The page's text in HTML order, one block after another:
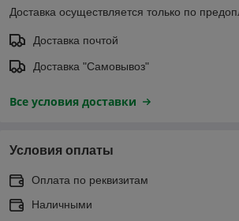
Доставка осуществляется только по
Доставка почтой
Доставка "Самовывоз"
Все условия доставки
Условия оплаты
Оплата по реквизитам
Наличными